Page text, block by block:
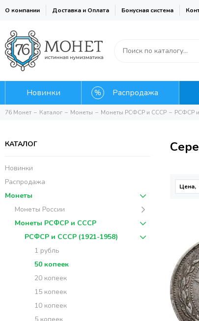
О компании Доставка и Оплата Бонусная система
Новинки Распродажа
76 Монет Каталог Монеты Монеты РСФСР и СССР РСФСР
КАТАЛОГ
Новинки
Распродажа
Монеты
Монеты России
Монеты РСФСР и СССР
РСФСР и СССР (1921-1958)
1 рубль
50 копеек
20 копеек
15 копеек
10 копеек
Цена,